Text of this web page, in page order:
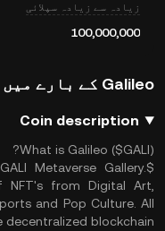
زیادہ سے زیادہ سپلائی
100,000,000
Galileo کے بارے میں
Coin description
What is Galileo ($GALI)?
Metaverse Gallery.
NFT's from Digital Art,
and Pop Culture. All
blockchain.